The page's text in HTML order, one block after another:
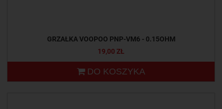
GRZAŁKA VOOPOO PNP-VM6 - 0.15OHM
19,00 ZŁ
DO KOSZYKA